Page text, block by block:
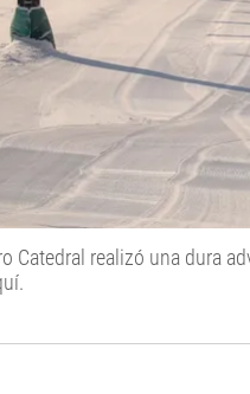
Catedral realizó una dura